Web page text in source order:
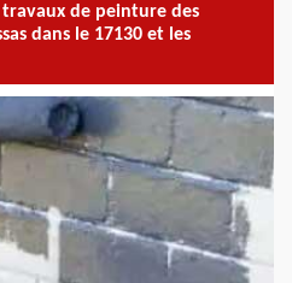
de peinture des
dans le 17130 et les